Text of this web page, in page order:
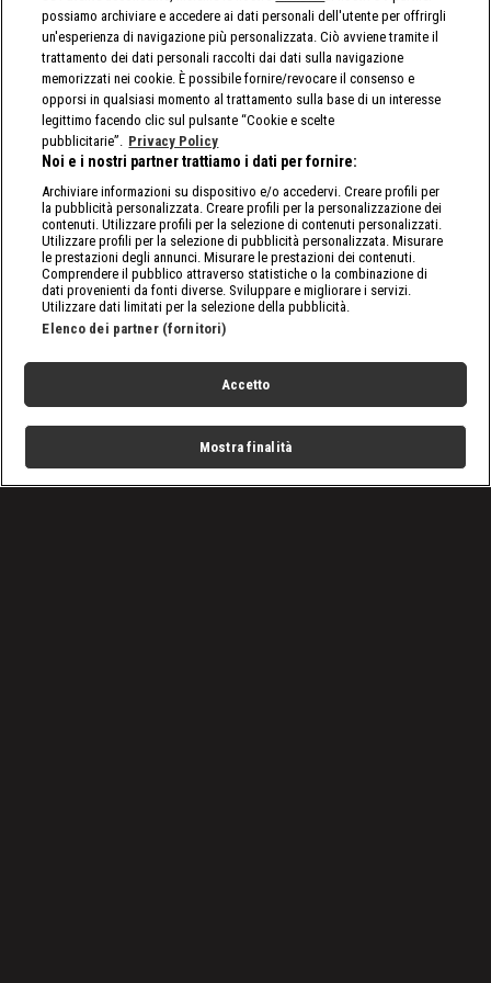
possiamo archiviare e accedere ai dati personali dell'utente per offrirgli
un'esperienza di navigazione più personalizzata. Ciò avviene tramite il
trattamento dei dati personali raccolti dai dati sulla navigazione
memorizzati nei cookie. È possibile fornire/revocare il consenso e
opporsi in qualsiasi momento al trattamento sulla base di un interesse
legittimo facendo clic sul pulsante “Cookie e scelte
pubblicitarie”. Privacy Policy
Noi e i nostri partner trattiamo i dati per fornire:
Archiviare informazioni su dispositivo e/o accedervi. Creare profili per
la pubblicità personalizzata. Creare profili per la personalizzazione dei
contenuti. Utilizzare profili per la selezione di contenuti personalizzati.
Utilizzare profili per la selezione di pubblicità personalizzata. Misurare
le prestazioni degli annunci. Misurare le prestazioni dei contenuti.
Comprendere il pubblico attraverso statistiche o la combinazione di
dati provenienti da fonti diverse. Sviluppare e migliorare i servizi.
Utilizzare dati limitati per la selezione della pubblicità.
Elenco dei partner (fornitori)
Accetto
Mostra finalità